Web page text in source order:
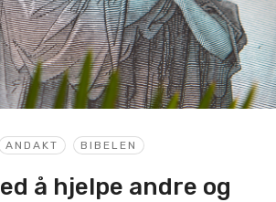
ANDAKT BIBELEN
å hjelpe andre og